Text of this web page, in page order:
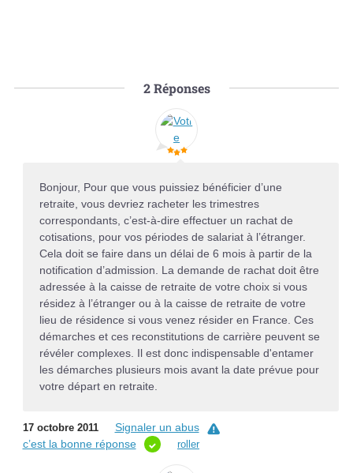
2Réponses
Bonjour, Pour que vous puissiez bénéficier d’une
retraite, vous devriez racheter les trimestres
correspondants, c’est-à-dire effectuer un rachat de
cotisations, pour vos périodes de salariat à l’étranger.
Cela doit se faire dans un délai de 6 mois à partir de la
notification d’admission. La demande de rachat doit être
adressée à la caisse de retraite de votre choix si vous
résidez à l’étranger ou à la caisse de retraite de votre
lieu de résidence si vous venez résider en France. Ces
démarches et ces reconstitutions de carrière peuvent se
révéler complexes. Il est donc indispensable d'entamer
les démarches plusieurs mois avant la date prévue pour
votre départ en retraite.
17 octobre 2011
Signaler un abus
c’est la bonne réponse
roller